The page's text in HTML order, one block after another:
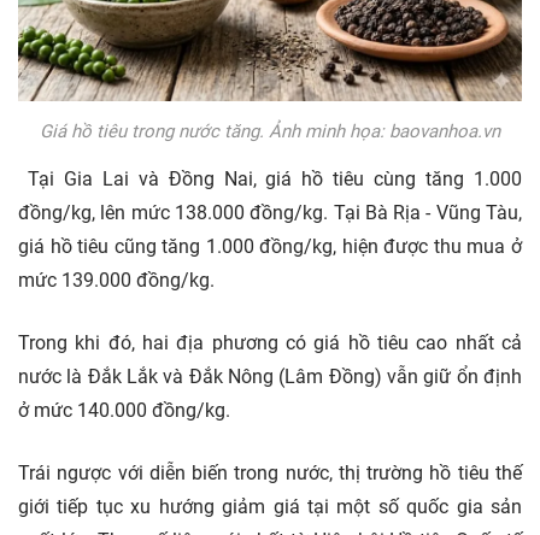
Giá hồ tiêu trong nước tăng. Ảnh minh họa: baovanhoa.vn
Tại Gia Lai và Đồng Nai, giá hồ tiêu cùng tăng 1.000
đồng/kg, lên mức 138.000 đồng/kg. Tại Bà Rịa - Vũng Tàu,
giá hồ tiêu cũng tăng 1.000 đồng/kg, hiện được thu mua ở
mức 139.000 đồng/kg.
Trong khi đó, hai địa phương có giá hồ tiêu cao nhất cả
nước là Đắk Lắk và Đắk Nông (Lâm Đồng) vẫn giữ ổn định
ở mức 140.000 đồng/kg.
Trái ngược với diễn biến trong nước, thị trường hồ tiêu thế
giới tiếp tục xu hướng giảm giá tại một số quốc gia sản